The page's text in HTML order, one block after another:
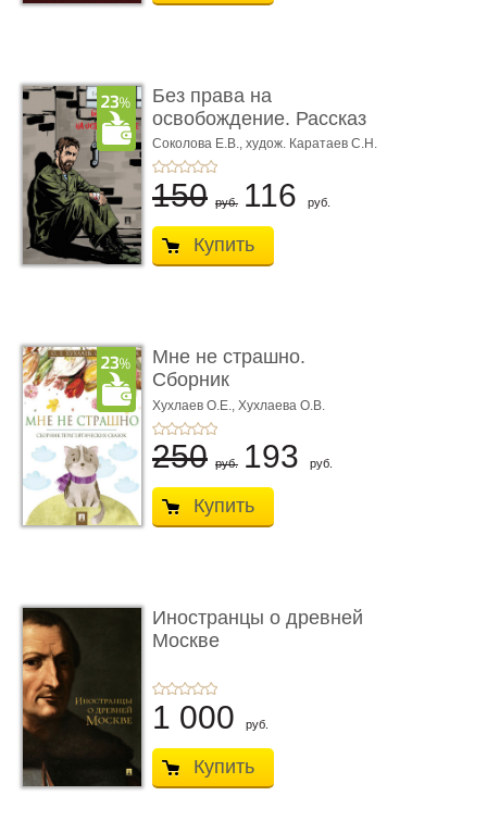
Без права на
освобождение. Рассказ
Соколова Е.В., худож. Каратаев С.Н.
150 руб. 116 руб.
Купить
Мне не страшно.
Сборник
терапевтических
сказо� ...
Хухлаев О.Е., Хухлаева О.В.
250 руб. 193 руб.
Купить
Иностранцы о древней
Москве
1 000 руб.
Купить